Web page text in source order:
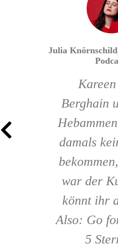
Julia
Berghain
damals
war der
könnt ihr
Also: Go
5
Kareens
aus
Talent
getoppt
Der
Kareen